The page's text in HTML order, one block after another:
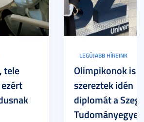
tele
LEGÚJABB HÍREINK
Olimpikonok is
szereztek idén
diplomát a